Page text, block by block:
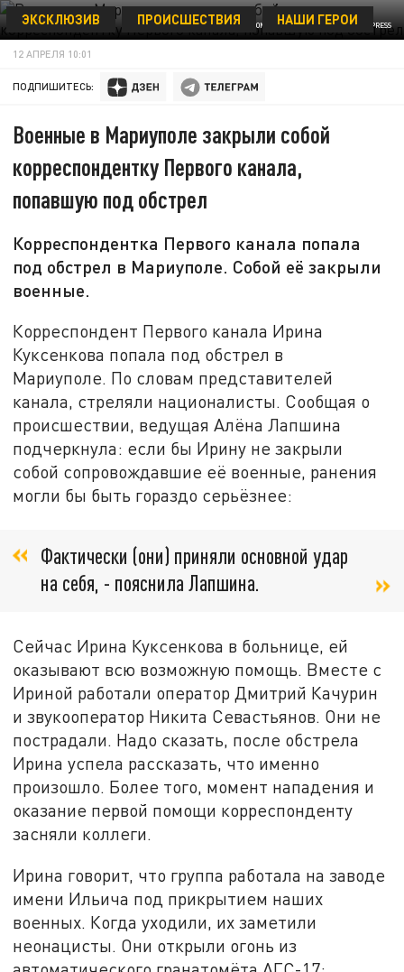
© KOMSOMOLSKAYA PRAVDA/GLOBALLOOKPRESS
ЭКСКЛЮЗИВ ПРОИСШЕСТВИЯ НАШИ ГЕРОИ
12 АПРЕЛЯ 10:01
ПОДПИШИТЕСЬ:
Военные в Мариуполе закрыли собой
корреспондентку Первого канала,
попавшую под обстрел
Корреспондентка Первого канала попала
под обстрел в Мариуполе. Собой её закрыли
военные.
Корреспондент Первого канала Ирина
Куксенкова попала под обстрел в
Мариуполе. По словам представителей
канала, стреляли националисты. Сообщая о
происшествии, ведущая Алёна Лапшина
подчеркнула: если бы Ирину не закрыли
собой сопровождавшие её военные, ранения
могли бы быть гораздо серьёзнее:
Фактически (они) приняли основной удар
на себя, - пояснила Лапшина.
Сейчас Ирина Куксенкова в больнице, ей
оказывают всю возможную помощь. Вместе с
Ириной работали оператор Дмитрий Качурин
и звукооператор Никита Севастьянов. Они не
пострадали. Надо сказать, после обстрела
Ирина успела рассказать, что именно
произошло. Более того, момент нападения и
оказание первой помощи корреспонденту
засняли коллеги.
Ирина говорит, что группа работала на заводе
имени Ильича под прикрытием наших
военных. Когда уходили, их заметили
неонацисты. Они открыли огонь из